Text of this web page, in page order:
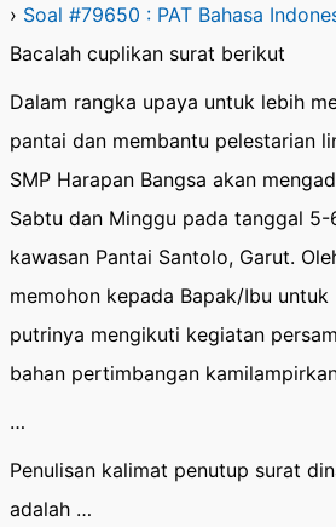
› Soal #79650 : PAT Bahasa
Bacalah cuplikan surat berikut
Dalam rangka upaya untuk lebih
pantai dan membantu pelestarian
SMP Harapan Bangsa akan
Sabtu dan Minggu pada tanggal
kawasan Pantai Santolo, Garut.
memohon kepada Bapak/Ibu
putrinya mengikuti kegiatan
bahan pertimbangan
…
Penulisan kalimat penutup surat
adalah …